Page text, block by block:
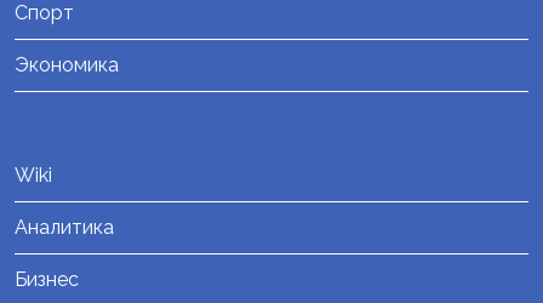
Спорт
Экономика
Wiki
Аналитика
Бизнес